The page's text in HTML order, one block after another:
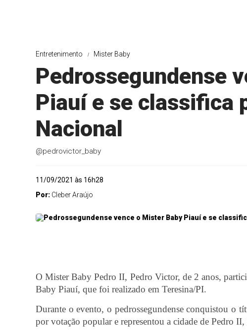
Entretenimento Mister Baby
Pedrossegundense
Piauí e se classifica
Nacional
@pedrovictor_baby
11/09/2021 às 16h28
Por: Cleber Araújo
O Mister Baby Pedro II, Pedro Victor, de 2 anos,
Baby Piauí, que foi realizado em Teresina/PI.
Durante o evento, o pedrossegundense conquistou o
por votação popular e representou a cidade de Pedro II,